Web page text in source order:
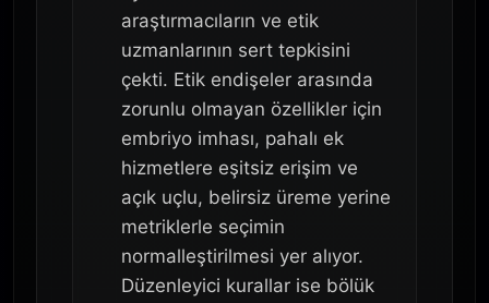
araştırmacıların ve etik
uzmanlarının sert tepkisini
çekti. Etik endişeler arasında
zorunlu olmayan özellikler için
embriyo imhası, pahalı ek
hizmetlere eşitsiz erişim ve
açık uçlu, belirsiz üreme yerine
metriklerle seçimin
normalleştirilmesi yer alıyor.
Düzenleyici kurallar ise bölük